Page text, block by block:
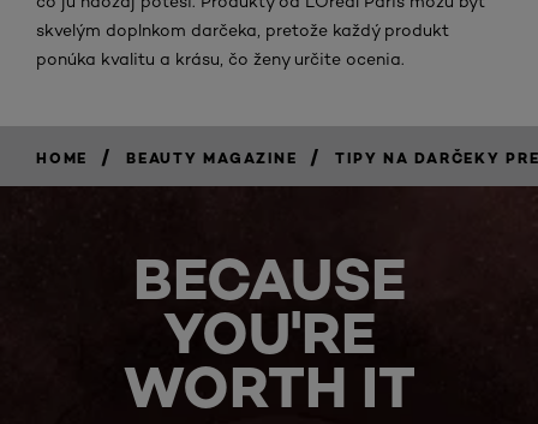
skvelým doplnkom darčeka, pretože každý produkt
ponúka kvalitu a krásu, čo ženy určite ocenia.
HOME / BEAUTY MAGAZINE / TIPY NA DARČEKY
BECAUSE
YOU'RE
WORTH IT